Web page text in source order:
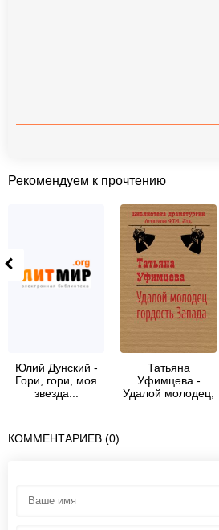
Рекомендуем к прочтению
Юлий Дунский -
Гори, гори, моя
звезда...
Татьяна
Уфимцева -
Удалой молодец,
КОММЕНТАРИЕВ (0)